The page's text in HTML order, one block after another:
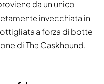
da un unico
invecchiata in
a forza di botte
di The Caskhound,